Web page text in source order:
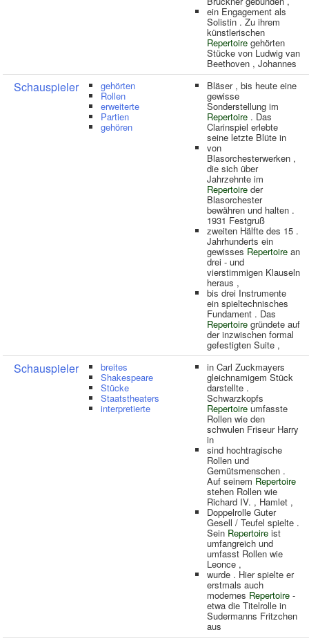
ein Engagement als
Solistin . Zu ihrem
künstlerischen
Repertoire gehörten
Stücke von Ludwig van
Beethoven , Johannes
Schauspieler gehörten
Rollen
erweiterte
Partien
gehören
Bläser , bis heute eine
gewisse
Sonderstellung im
Repertoire . Das
Clarinspiel erlebte
seine letzte Blüte in
von
Blasorchesterwerken ,
die sich über
Jahrzehnte im
Repertoire der
Blasorchester
bewähren und halten .
1931 Festgruß
zweiten Hälfte des 15 .
Jahrhunderts ein
gewisses Repertoire an
drei - und
vierstimmigen Klauseln
heraus ,
bis drei Instrumente
ein spieltechnisches
Fundament . Das
Repertoire gründete auf
der inzwischen formal
gefestigten Suite ,
Schauspieler breites
Shakespeare
Stücke
Staatstheaters
interpretierte
in Carl Zuckmayers
gleichnamigem Stück
darstellte .
Schwarzkopfs
Repertoire umfasste
Rollen wie den
schwulen Friseur Harry
in
sind hochtragische
Rollen und
Gemütsmenschen .
Auf seinem Repertoire
stehen Rollen wie
Richard IV. , Hamlet ,
Doppelrolle Guter
Gesell / Teufel spielte .
Sein Repertoire ist
umfangreich und
umfasst Rollen wie
Leonce ,
wurde . Hier spielte er
erstmals auch
modernes Repertoire -
etwa die Titelrolle in
Sudermanns Fritzchen
aus